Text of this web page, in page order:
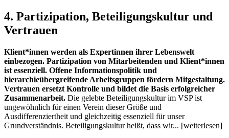
4. Partizipation, Beteiligungskultur und
Vertrauen
Klient*innen werden als Expertinnen ihrer Lebenswelt
einbezogen. Partizipation von Mitarbeitenden und Klient*innen
ist essenziell. Offene Informationspolitik und
hierarchieübergreifende Arbeitsgruppen fördern Mitgestaltung.
Vertrauen ersetzt Kontrolle und bildet die Basis erfolgreicher
Zusammenarbeit. Die gelebte Beteiligungskultur im VSP ist
ungewöhnlich für einen Verein dieser Größe und
Ausdifferenziertheit und gleichzeitig essenziell für unser
Grundverständnis. Beteiligungskultur heißt, dass wir... [weiterlesen]